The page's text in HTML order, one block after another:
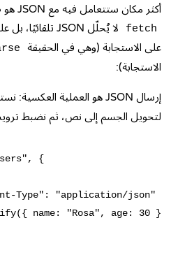
أكثر مكان ستتعامل فيه مع JSON هو طلبات HTTP. لاحظ أن
fetch لا يُحلّل JSON تلقائيًا، بل عليك استدعاء
على الاستجابة (وهي في الحقيقة
الاستجابة):
إرسال JSON هو العملية العكسية: نستخدم
لتحويل الجسم إلى نص، ثم نضبط
{
Type": "application/json" },
name: "Rosa", age: 30 }),